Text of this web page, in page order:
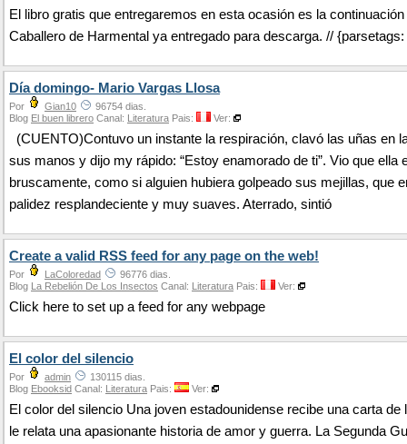
El libro gratis que entregaremos en esta ocasión es la continuación
Caballero de Harmental ya entregado para descarga. //
Día domingo- Mario Vargas Llosa
Por Gian10
96754 dias.
Blog El buen librero Canal: Literatura Pais: Ver:
(CUENTO)Contuvo un instante la respiración, clavó las uñas en
sus manos y dijo my rápido: “Estoy enamorado de ti”. Vio que ella
bruscamente, como si alguien hubiera golpeado sus mejillas, que
palidez resplandeciente y muy suaves. Aterrado, sintió
Create a valid RSS feed for any page on the web!
Por LaColoredad
96776 dias.
Blog La Rebelión De Los Insectos Canal: Literatura Pais: Ver:
Click here to set up a feed for any webpage
El color del silencio
Por admin
130115 dias.
Blog Ebooksid Canal: Literatura Pais: Ver:
El color del silencio Una joven estadounidense recibe una carta de
le relata una apasionante historia de amor y guerra. La Segunda